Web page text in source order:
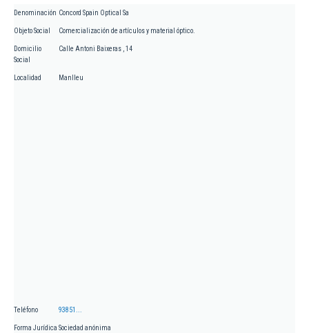
Denominación Concord Spain Optical Sa
Objeto Social Comercialización de artículos y material óptico.
Domicilio
Social
Calle Antoni Baixeras , 14
Localidad Manlleu
Teléfono 93851...
Forma Jurídica Sociedad anónima